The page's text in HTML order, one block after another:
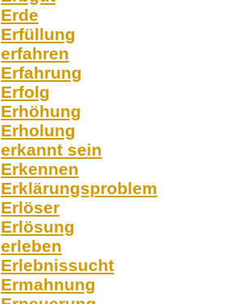
Erde
Erfüllung
erfahren
Erfahrung
Erfolg
Erhöhung
Erholung
erkannt sein
Erkennen
Erklärungsproblem
Erlöser
Erlösung
erleben
Erlebnissucht
Ermahnung